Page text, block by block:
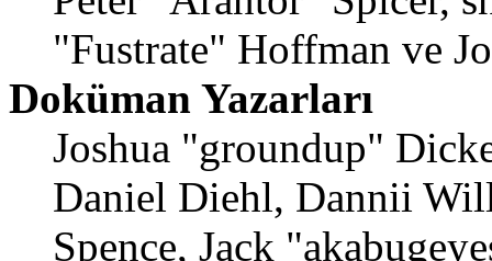
"Fustrate" Hoffman ve
Doküman Yazarları
Joshua "groundup"
Daniel Diehl, Dannii
Spence, Jack